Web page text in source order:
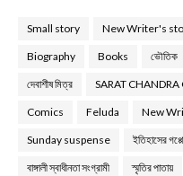
Small story New Writer's
Biography Books ভৌতিক
দেবাশীষ মিত্র SARAT CHANDRA
Comics Feluda New
Sunday suspense ইতিহাসের
বাঙ্গালী স্বাধীনতা সংগ্রামী স্মৃতির পাতায়